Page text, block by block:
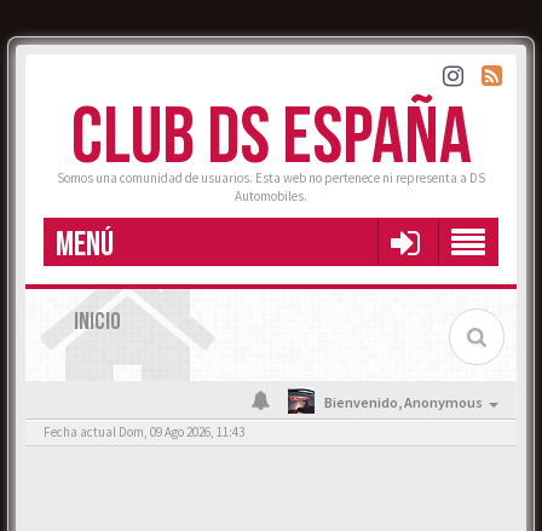
CLUB DS ESPAÑA
Somos una comunidad de usuarios. Esta web no pertenece ni representa a DS
Automobiles.
MENÚ
INICIO
Bienvenido,Anonymous
Fecha actual Dom, 09 Ago 2026, 11:43